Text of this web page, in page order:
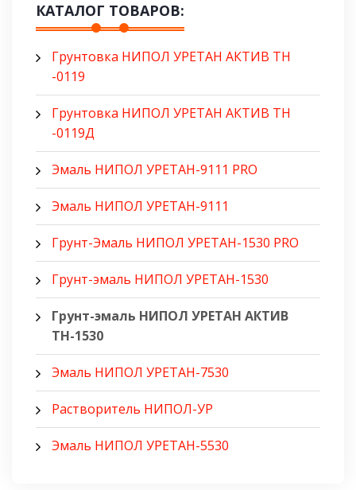
КАТАЛОГ ТОВАРОВ:
Грунтовка НИПОЛ УРЕТАН АКТИВ ТН
-0119
Грунтовка НИПОЛ УРЕТАН АКТИВ ТН
-0119Д
Эмаль НИПОЛ УРЕТАН-9111 PRO
Эмаль НИПОЛ УРЕТАН-9111
Грунт-Эмаль НИПОЛ УРЕТАН-1530 PRO
Грунт-эмаль НИПОЛ УРЕТАН-1530
Грунт-эмаль НИПОЛ УРЕТАН АКТИВ
ТН-1530
Эмаль НИПОЛ УРЕТАН-7530
Растворитель НИПОЛ-УР
Эмаль НИПОЛ УРЕТАН-5530